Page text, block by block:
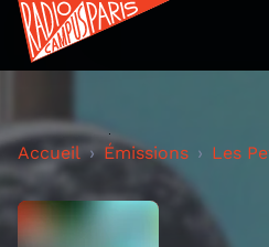
Accueil Émissions Les